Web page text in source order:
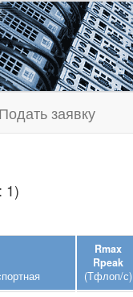
Подать заявку
1)
Rmax
Rpeak
(Тфлоп/с)